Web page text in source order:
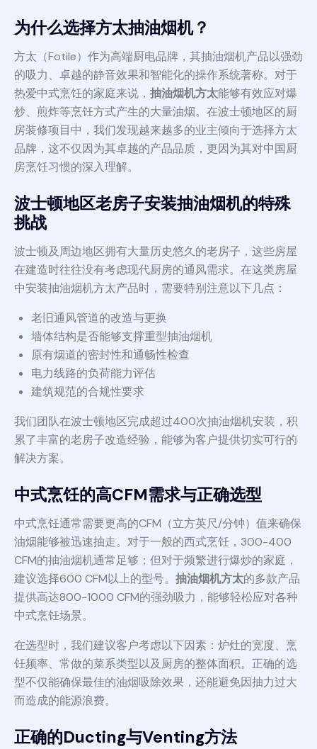
为什么选择方太抽油烟机？
方太（Fotile）作为高端厨电品牌，其抽油烟机产品以强劲
的吸力、卓越的静音效果和智能化的操作系统著称。对于
热爱中式烹饪的家庭来说， 抽油烟机方太能够有效应对爆
炒、煎炸等烹饪方式产生的大量油烟。在波士顿地区的厨
房装修项目中，我们发现越来越多的业主倾向于选择方太
品牌，这不仅因为其卓越的产品品质，更因为其对中国厨
房烹饪习惯的深入理解。
波士顿地区老房子安装抽油烟机的特殊
挑战
波士顿及周边地区拥有大量历史悠久的老房子，这些房屋
在建造时往往没有考虑现代厨房的通风需求。在这类房屋
中安装抽油烟机方太产品时，需要特别注意以下几点：
老旧通风管道的改造与更换
墙体结构是否能够支撑重型抽油烟机
原有烟道的密封性和通畅性检查
电力线路的负荷能力评估
建筑规范的合规性要求
我们团队在波士顿地区完成超过400次抽油烟机安装，积
累了丰富的老房子改造经验，能够为客户提供切实可行的
解决方案。
中式烹饪的高CFM需求与正确选型
中式烹饪通常需要更高的CFM（立方英尺/分钟）值来确保
油烟能够被迅速抽走。对于一般的西式烹饪，300-400
CFM的抽油烟机通常足够；但对于频繁进行爆炒的家庭，
建议选择600 CFM以上的型号。 抽油烟机方太的多款产品
提供高达800-1000 CFM的强劲吸力，能够轻松应对各种
中式烹饪场景。
在选型时，我们建议客户考虑以下因素：炉灶的宽度、烹
饪频率、常做的菜系类型以及厨房的整体面积。正确的选
型不仅能确保最佳的油烟吸除效果，还能避免因抽力过大
而造成的能源浪费。
正确的Ducting与Venting方法